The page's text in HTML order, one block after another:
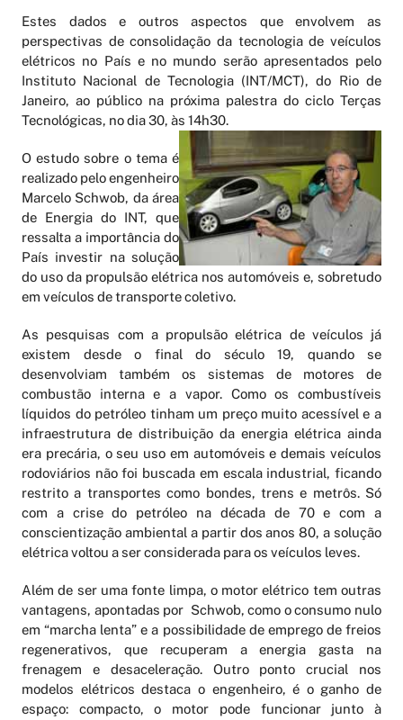
Estes dados e outros aspectos que envolvem as
perspectivas de consolidação da tecnologia de veículos
elétricos no País e no mundo serão apresentados pelo
Instituto Nacional de Tecnologia (INT/MCT), do Rio de
Janeiro, ao público na próxima palestra do ciclo Terças
Tecnológicas, no dia 30, às 14h30.
O estudo sobre o tema é
realizado pelo engenheiro
Marcelo Schwob, da área
de Energia do INT, que
ressalta a importância do
País investir na solução
do uso da propulsão elétrica nos automóveis e, sobretudo
em veículos de transporte coletivo.
As pesquisas com a propulsão elétrica de veículos já
existem desde o final do século 19, quando se
desenvolviam também os sistemas de motores de
combustão interna e a vapor. Como os combustíveis
líquidos do petróleo tinham um preço muito acessível e a
infraestrutura de distribuição da energia elétrica ainda
era precária, o seu uso em automóveis e demais veículos
rodoviários não foi buscada em escala industrial, ficando
restrito a transportes como bondes, trens e metrôs. Só
com a crise do petróleo na década de 70 e com a
conscientização ambiental a partir dos anos 80, a solução
elétrica voltou a ser considerada para os veículos leves.
Além de ser uma fonte limpa, o motor elétrico tem outras
vantagens, apontadas por Schwob, como o consumo nulo
em “marcha lenta” e a possibilidade de emprego de freios
regenerativos, que recuperam a energia gasta na
frenagem e desaceleração. Outro ponto crucial nos
modelos elétricos destaca o engenheiro, é o ganho de
espaço: compacto, o motor pode funcionar junto à